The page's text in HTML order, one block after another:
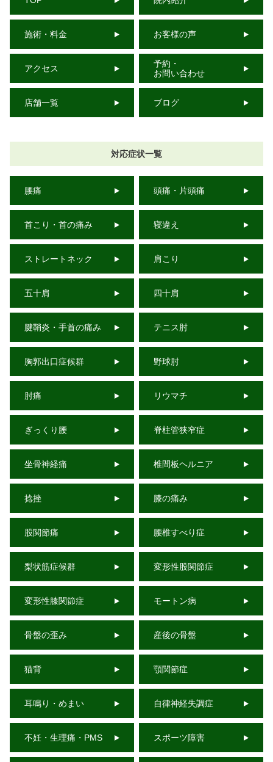
施術・料金 お客様の声
アクセス
予約・
お問い合わせ
店舗一覧 ブログ
対応症状一覧
腰痛 頭痛・片頭痛
首こり・首の痛み 寝違え
ストレートネック 肩こり
五十肩 四十肩
腱鞘炎・手首の痛み テニス肘
胸郭出口症候群 野球肘
肘痛 リウマチ
ぎっくり腰 脊柱管狭窄症
坐骨神経痛 椎間板ヘルニア
捻挫 膝の痛み
股関節痛 腰椎すべり症
梨状筋症候群 変形性股関節症
変形性膝関節症 モートン病
骨盤の歪み 産後の骨盤
猫背 顎関節症
耳鳴り・めまい 自律神経失調症
不妊・生理痛・PMS スポーツ障害